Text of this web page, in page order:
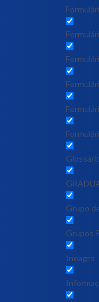
Grupo
Grupos
Ineagro